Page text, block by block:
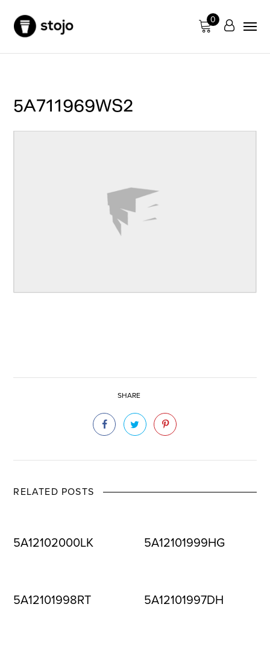
0
5A711969WS2
SHARE
RELATED POSTS
5A12102000LK 5A12101999HG
5A12101998RT 5A12101997DH